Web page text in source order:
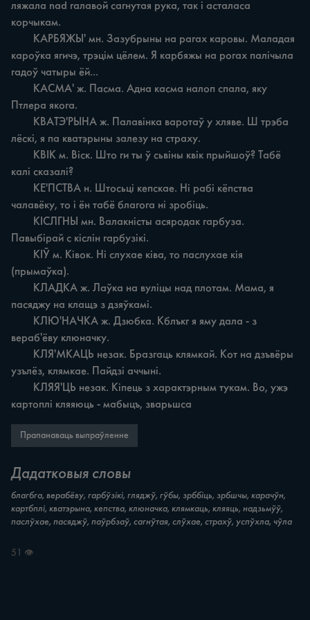
ляжала nad галавой сагнутая рука, так i асталаса
корчыкам.
кароўка ягичэ, трэцім цёлем. Я карбяжы на рогах палічыла
гадоў чатыры ёй...
Птлера якога.
лёскі, я па кватэрыны залезу на страху.
калі сказалі?
чалавёку, то i ён табё благога ні зробіць.
Павыбірай c кіслін гарбузікі.
(прымаўка).
пасяджу на клащэ з дзяўкамі.
вераб'ёву клюначку.
узълёз, клямкае. Пайдзі аччыні.
картоплі кляяюць - мабыцъ, зварьшса
Прапанаваць выпраўленне
Дадатковыя словы
благбга, верабёву, гарбўзікі, гляджў, гўбы, зрббіць, зрбшчы, карачўн,
картбплі, кватэрына, кепства, клюначка, клямкаць, кляяць, надзьмўў,
паслўхае, пасяджў, паўрбзаў, сагнўтая, слўхае, страхў, успўхла, чўла
51 👁